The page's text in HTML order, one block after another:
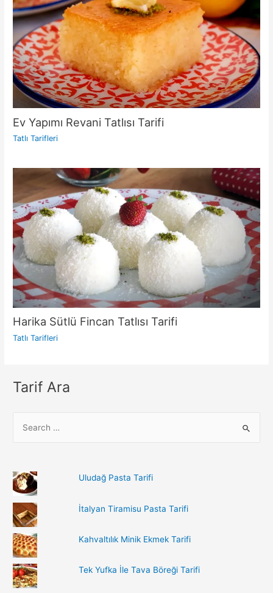
Ev Yapımı Revani Tatlısı Tarifi
Tatlı Tarifleri
Harika Sütlü Fincan Tatlısı Tarifi
Tatlı Tarifleri
Tarif Ara
c
h
f
o
r
:
Uludağ Pasta Tarifi
İtalyan Tiramisu Pasta Tarifi
Kahvaltılık Minik Ekmek Tarifi
Tek Yufka İle Tava Böreği Tarifi